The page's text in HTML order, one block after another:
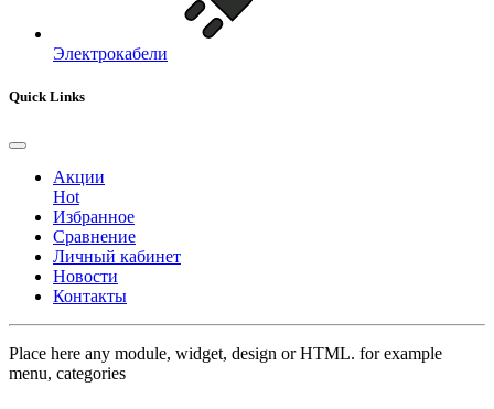
Электрокабели
Quick Links
Акции
Hot
Избранное
Сравнение
Личный кабинет
Новости
Контакты
Place here any module, widget, design or HTML. for example
menu, categories